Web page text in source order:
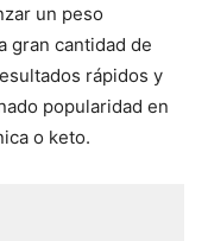
un peso
gran cantidad de
rápidos y
popularidad en
o keto.